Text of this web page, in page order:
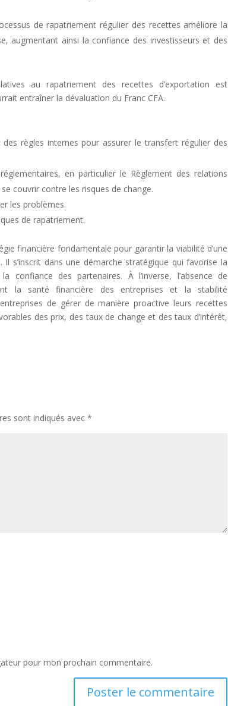
de rapatriement régulier des recettes améliore la
augmentant ainsi la confiance des investisseurs et des
au rapatriement des recettes d’exportation est
entraîner la dévaluation du Franc CFA.
des règles internes pour assurer le transfert régulier des
en particulier le Règlement des relations
couvrir contre les risques de change.
les problèmes.
de rapatriement.
financière fondamentale pour garantir la viabilité d’une
s’inscrit dans une démarche stratégique qui favorise la
des partenaires. À l’inverse, l’absence de
la santé financière des entreprises et la stabilité
de gérer de manière proactive leurs recettes
des prix, des taux de change et des taux d’intérêt,
sont indiqués avec*
pour mon prochain commentaire.